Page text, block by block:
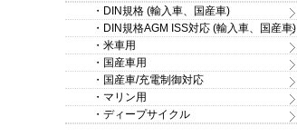
・DIN規格 (輸入車、国産車)
・DIN規格AGM ISS対応 (輸入車、国産車)
・米車用
・国産車用
・国産車/充電制御対応
・マリン用
・ディープサイクル